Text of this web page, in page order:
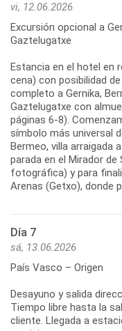
vi, 12.06.2026
Excursión opcional a
Gaztelugatxe
Estancia en el hotel en
cena) con posibilidad
completo a Gernika,
Gaztelugatxe con
páginas 6-8).
símbolo más universal
Bermeo, villa arraigada
parada en el Mirador
fotográfica) y para
Arenas (Getxo), donde
Día 7
sá, 13.06.2026
País Vasco – Origen
Desayuno y salida
Tiempo libre hasta la
cliente. Llegada a